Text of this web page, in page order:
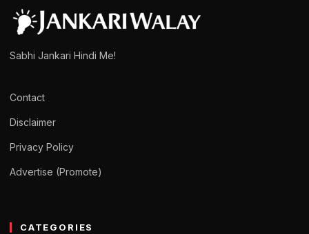
Sabhi Jankari Hindi Me!
Contact
Disclaimer
Privacy Policy
Advertise (Promote)
CATEGORIES